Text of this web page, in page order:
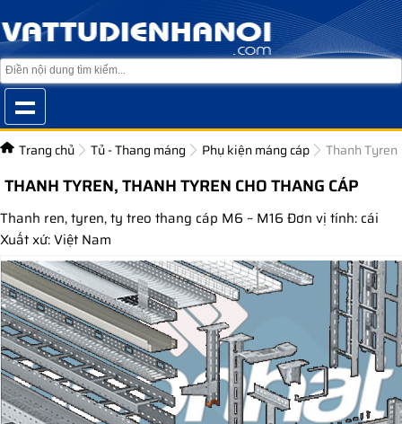
Trang chủ Tủ - Thang máng Phụ kiện máng cáp Thanh Tyren
THANH TYREN, THANH TYREN CHO THANG CÁP
Thanh ren, tyren, ty treo thang cáp M6 ~ M16 Đơn vị tính: cái
Xuất xứ: Việt Nam